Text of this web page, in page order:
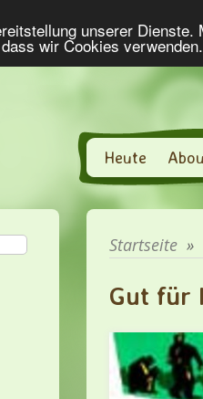
unserer
wir Cookies
Heute
Startseite »
Gut für